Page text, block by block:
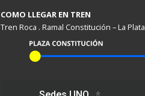
COMO LLEGAR EN TREN
Tren Roca . Ramal Constitución – La Plata